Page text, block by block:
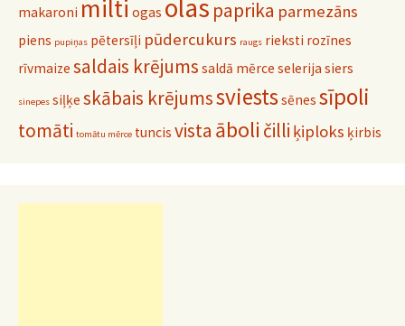
makaroni milti ogas olas paprika parmezāns
piens pupiņas pētersīļi pūdercukurs raugs rieksti rozīnes
rīvmaize saldais krējums saldā mērce selerija siers
sinepes siļķe skābais krējumssviestssēnes sīpoli
tomāti tomātu mērce tuncis vista āboli čilli ķiploks ķirbis